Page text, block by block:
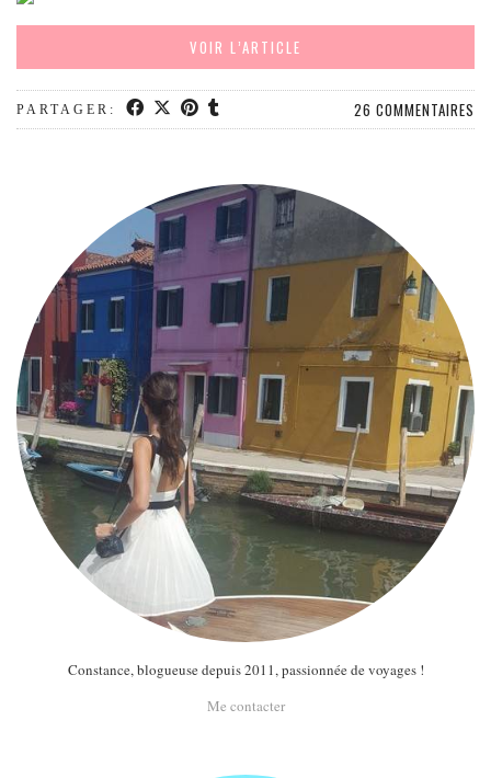
EUROPE
FRANCE
GRÈCE
PAYS BAS
RÉPUBLIQUE TCHÈQUE
OCÉANIE
AUSTRALIE
ARTICLES PRATIQUES
YOGA
MON PROGRAMME DE YOGA EN LIGNE
AUTRES CATÉGORIES
MODE
BEAUTÉ
DIVERSES BOX
ME CONTACTER
VOIR L’ARTICLE
PARTAGER: 26 COMMENTAIRES
Constance, blogueuse depuis 2011, passionnée de voyages !
Me contacter